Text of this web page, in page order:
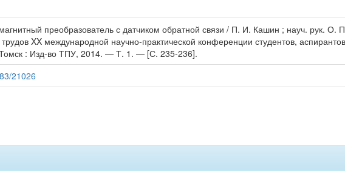
преобразователь с датчиком обратной связи / П. И. Кашин ; науч. рук.
трудов XX международной научно-практической конференции студентов,
: Изд-во ТПУ, 2014. — Т. 1. — [С. 235-236].
21026